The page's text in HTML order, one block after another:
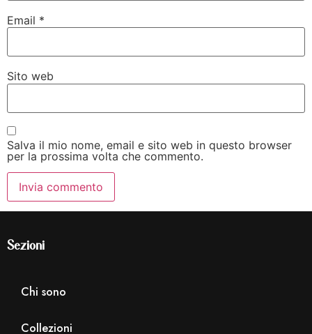
Email *
Sito web
Salva il mio nome, email e sito web in questo browser
per la prossima volta che commento.
Sezioni
Chi sono
Collezioni